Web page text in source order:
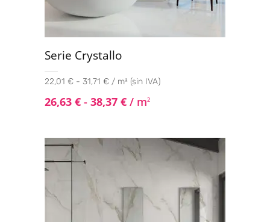
Serie Crystallo
22,01 € - 31,71 € / m² (sin IVA)
26,63 € - 38,37 € / m2